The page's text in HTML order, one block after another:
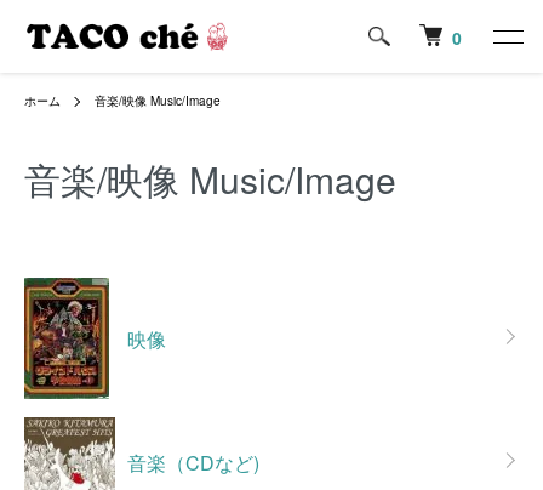
0
ホーム 音楽/映像 Music/Image
音楽/映像 Music/Image
映像
音楽（CDなど)